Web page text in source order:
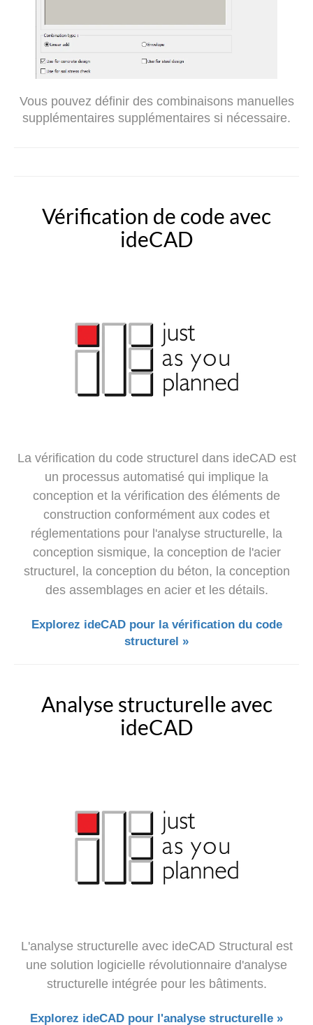
Vous pouvez définir des combinaisons manuelles
supplémentaires supplémentaires si nécessaire.
Vérification de code avec
ideCAD
La vérification du code structurel dans ideCAD est
un processus automatisé qui implique la
conception et la vérification des éléments de
construction conformément aux codes et
réglementations pour l'analyse structurelle, la
conception sismique, la conception de l'acier
structurel, la conception du béton, la conception
des assemblages en acier et les détails.
Explorez ideCAD pour la vérification du code
structurel »
Analyse structurelle avec
ideCAD
L'analyse structurelle avec ideCAD Structural est
une solution logicielle révolutionnaire d'analyse
structurelle intégrée pour les bâtiments.
Explorez ideCAD pour l'analyse structurelle »